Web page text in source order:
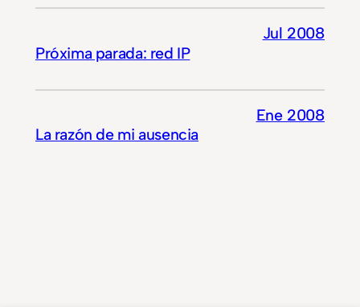
Próxima parada: red IP
Jul 2008
La razón de mi ausencia
Ene 2008